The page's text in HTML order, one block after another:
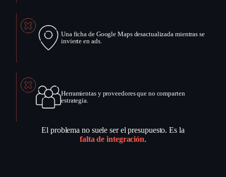
Una ficha de Google Maps desactualizada mientras se
invierte en ads.
Herramientas y proveedores que no comparten
estrategia.
El problema no suele ser el presupuesto. Es la
falta de integración.